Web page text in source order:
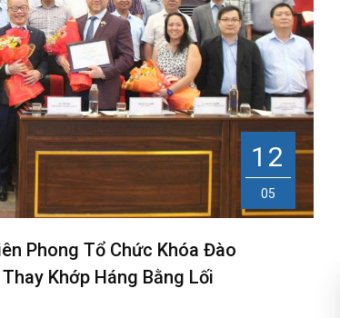
12
05
Phong Tổ Chức Khóa Đào
Khớp Háng Bằng Lối